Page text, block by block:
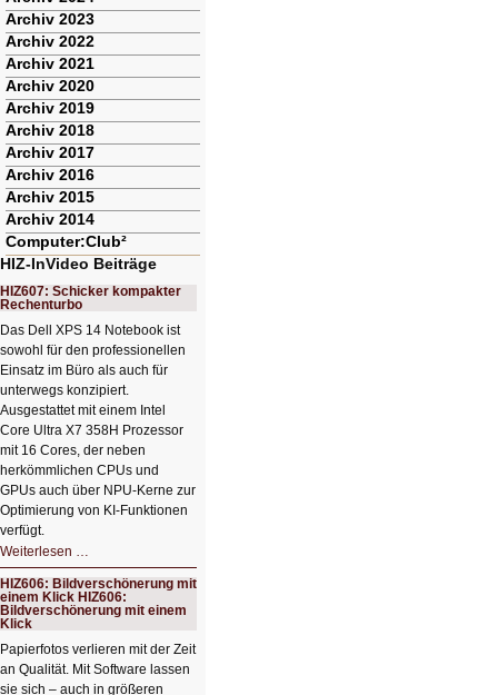
Archiv 2023
Archiv 2022
Archiv 2021
Archiv 2020
Archiv 2019
Archiv 2018
Archiv 2017
Archiv 2016
Archiv 2015
Archiv 2014
Computer:Club²
HIZ-InVideo Beiträge
HIZ607: Schicker kompakter
Rechenturbo
Das Dell XPS 14 Notebook ist
sowohl für den professionellen
Einsatz im Büro als auch für
unterwegs konzipiert.
Ausgestattet mit einem Intel
Core Ultra X7 358H Prozessor
mit 16 Cores, der neben
herkömmlichen CPUs und
GPUs auch über NPU-Kerne zur
Optimierung von KI-Funktionen
verfügt.
Weiterlesen …
Schicker
kompakter
Rechenturbo
HIZ606: Bildverschönerung mit
einem Klick HIZ606:
Bildverschönerung mit einem
Klick
Papierfotos verlieren mit der Zeit
an Qualität. Mit Software lassen
sie sich – auch in größeren